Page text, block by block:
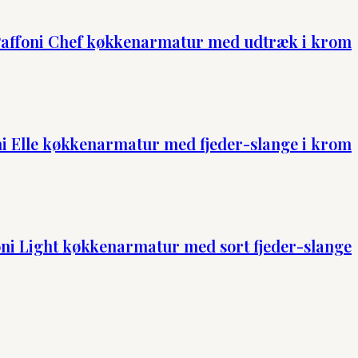
Chef køkkenarmatur med udtræk i krom
Elle køkkenarmatur med fjeder-slange i krom
Light køkkenarmatur med sort fjeder-slange